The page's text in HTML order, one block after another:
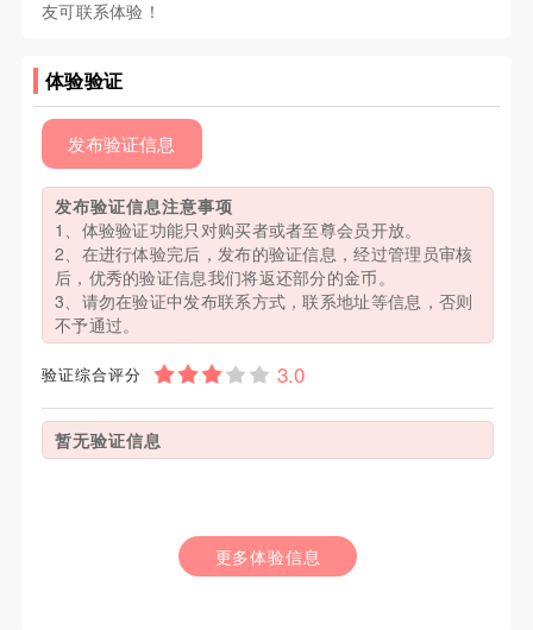
友可联系体验！
体验验证
发布验证信息
发布验证信息注意事项
1、体验验证功能只对购买者或者至尊会员开放。
2、在进行体验完后，发布的验证信息，经过管理员审核
后，优秀的验证信息我们将返还部分的金币。
3、请勿在验证中发布联系方式，联系地址等信息，否则
不予通过。
验证综合评分
暂无验证信息
更多体验信息